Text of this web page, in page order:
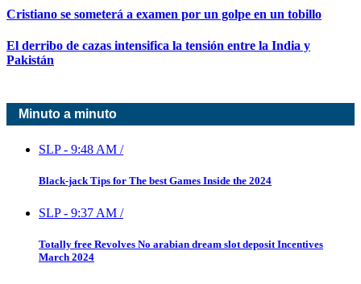
Cristiano se someterá a examen por un golpe en un tobillo
El derribo de cazas intensifica la tensión entre la India y
Pakistán
Minuto a minuto
SLP- 9:48 AM /
Black-jack Tips for The best Games Inside the 2024
SLP- 9:37 AM /
Totally free Revolves No arabian dream slot deposit Incentives
March 2024